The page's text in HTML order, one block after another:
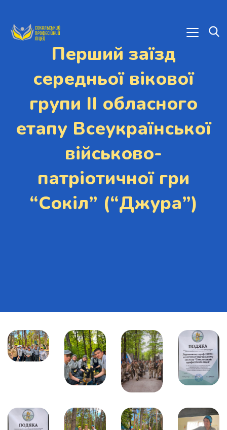
Перший заїзд
середньої вікової
групи ІІ обласного
етапу Всеукраїнської
військово-
патріотичної гри
“Сокіл” (“Джура”)